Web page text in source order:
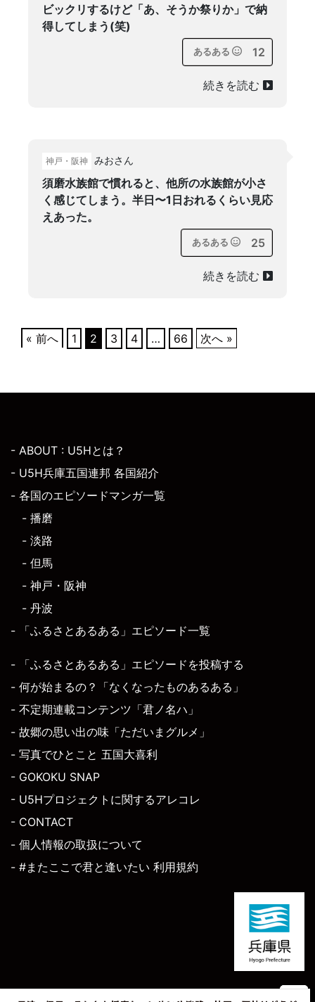
ビックリするけど「あ、そうか祭りか」で納
得してしまう(笑)
あるある 12
続きを読む
神戸・阪神 みおさん
須磨水族館で慣れると、他所の水族館が小さ
く感じてしまう。半日〜1日おれるくらい見応
えあった。
あるある 25
続きを読む
« 前へ 1 2 3 4 … 66 次へ »
- ABOUT : U5Hとは？
- U5H兵庫五国連邦 各国紹介
- 各国のエピソードマンガ一覧
- 播磨
- 淡路
- 但馬
- 神戸・阪神
- 丹波
- 「ふるさとあるある」エピソード一覧
- 「ふるさとあるある」エピソードを投稿する
- 何が始まるの？「なくなったものあるある」
- 不定期連載コンテンツ「君ノ名ハ」
- 故郷の思い出の味「ただいまグルメ」
- 写真でひとこと 五国大喜利
- GOKOKU SNAP
- U5Hプロジェクトに関するアレコレ
- CONTACT
- 個人情報の取扱について
- #またここで君と逢いたい 利用規約